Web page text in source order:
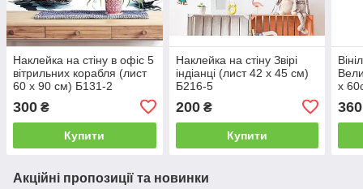
Наклейка на стіну в офіс 5
вітрильних корабля (лист
60 х 90 см) Б131-2
300 ₴
Купити
Наклейка на стіну Звірі
індіанці (лист 42 х 45 см)
Б216-5
200₴
Купити
х
360
Акційні пропозиції та новинки